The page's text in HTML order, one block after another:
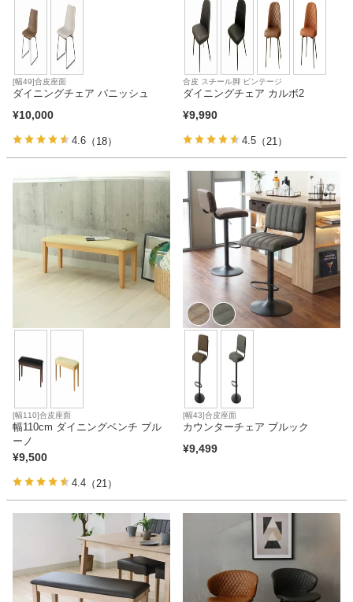
[幅49]合皮座面
ダイニングチェア パニッシュ
¥10,000
4.6 （18）
合皮 スチール脚 ビンテージ
ダイニングチェア カルボ2
¥9,990
4.5 （21）
[幅110]合皮座面
幅110cm ダイニングベンチ ブル
ーノ
¥9,500
4.4 （21）
[幅43]合皮座面
カウンターチェア ブルック
¥9,499